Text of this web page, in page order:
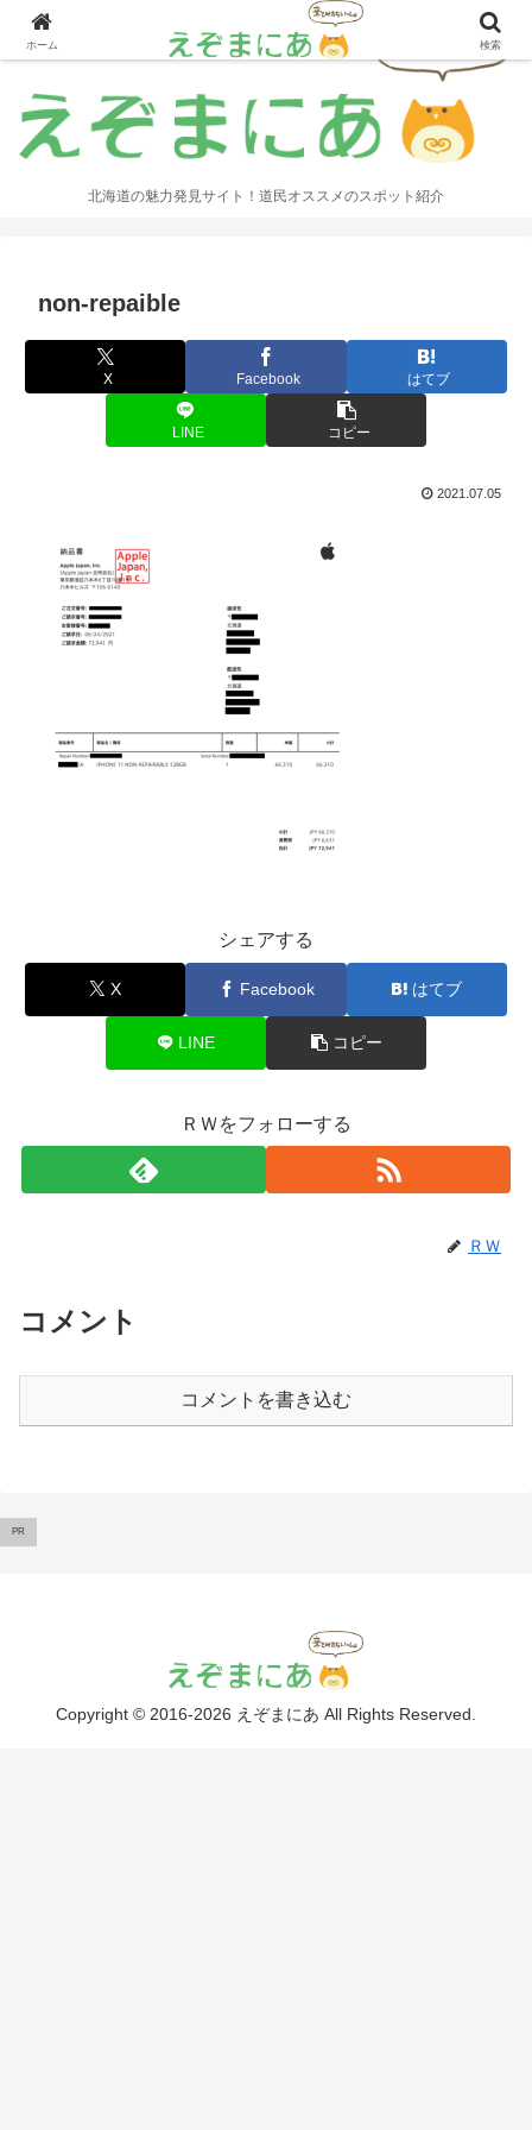
北海道の魅力発見サイト！道民オススメのスポット紹介
non-repaible
X Facebook はてブ
LINE コピー
2021.07.05
シェアする
X Facebook はてブ
LINE コピー
ＲＷをフォローする
ＲＷ
コメント
コメントを書き込む
PR
Copyright © 2016-2026 えぞまにあ All Rights Reserved.
ホーム 検索